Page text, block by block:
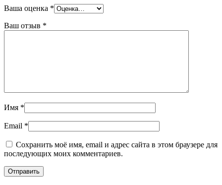
Ваша оценка *
Ваш отзыв *
Имя *
Email *
Сохранить моё имя, email и адрес сайта в этом браузере для
последующих моих комментариев.